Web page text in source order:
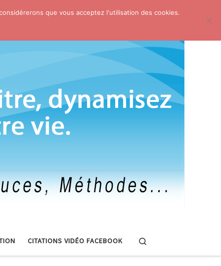
CITATIONS VIDÉO FACEBOOK
que vous acceptez l'utilisation des cookies.